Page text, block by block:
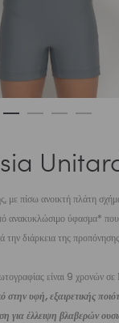
με πίσω ανοικτή πλάτη
ύφασμα* που
την διάρκεια της
είναι 9 χρονών
υφή, εξαιρετικής
για έλλειψη βλαβερών